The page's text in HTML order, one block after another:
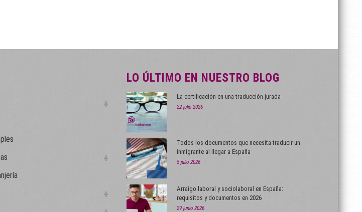
LO ÚLTIMO EN NUESTRO BLOG
La certificación en una traducción jurada
22 julio 2026
Todos los documentos que necesita traducir un
inmigrante al llegar a España
5 julio 2026
Arraigo laboral y sociolaboral en España:
requisitos y documentos en 2026
29 junio 2026